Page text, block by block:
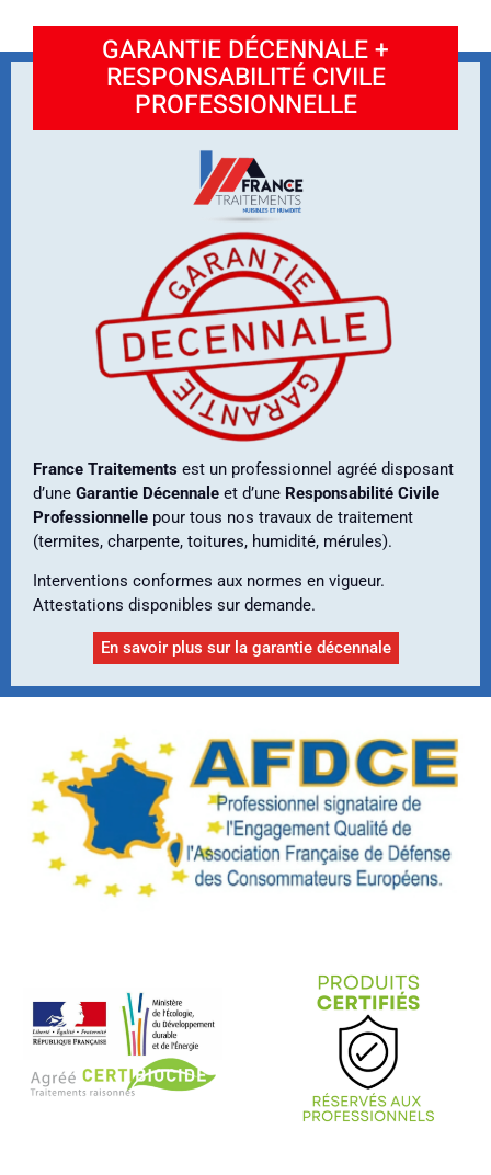
GARANTIE DÉCENNALE +
RESPONSABILITÉ CIVILE
PROFESSIONNELLE
France Traitements est un professionnel agréé disposant
d’une Garantie Décennale et d’une Responsabilité Civile
Professionnelle pour tous nos travaux de traitement
(termites, charpente, toitures, humidité, mérules).
Interventions conformes aux normes en vigueur.
Attestations disponibles sur demande.
En savoir plus sur la garantie décennale